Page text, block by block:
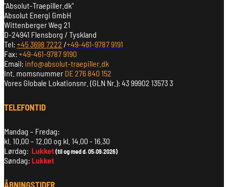
"Absolut-Traepiller.dk"
Absolut Energi GmbH
Wittenberger Weg 21
D-24941 Flensborg / Tyskland
Tel: +45 3698 7222 /+49-461-9787 9191
Fax: +49-461-9787 9190
Email: info@absolut-traepiller.dk
Int. momsnummer DE 276 840 152
Vores Globale Lokationsnr. (GLN Nr.): 43 99902 13573 3
TELEFONTID
Mandag – Fredag:
kl. 10.00 – 12.00 og kl. 14.00 - 16.30
Lørdag: Lukket (til og med d. 05.09.2026)
Søndag: Lukket
ÅBNINGSTIDER